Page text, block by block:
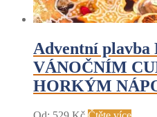
Adventní plavba
VÁNOČNÍM
HORKÝM